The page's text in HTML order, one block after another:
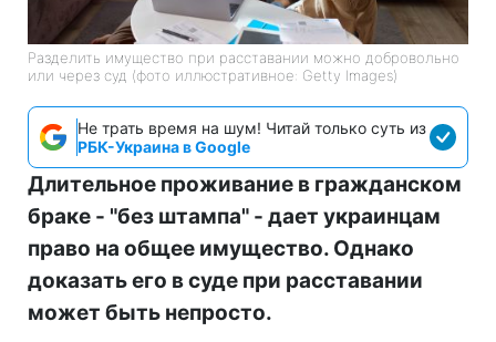
Разделить имущество при расставании можно добровольно
или через суд (фото иллюстративное: Getty Images)
Не трать время на шум! Читай только суть из
РБК-Украина в Google
Длительное проживание в гражданском
браке - "без штампа" - дает украинцам
право на общее имущество. Однако
доказать его в суде при расставании
может быть непросто.